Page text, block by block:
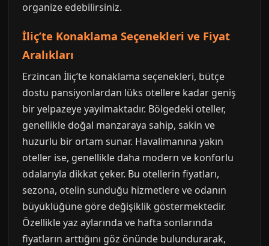
organize edebilirsiniz.
İliç’te Konaklama Seçenekleri ve Fiyat
Aralıkları
Erzincan İliç’te konaklama seçenekleri, bütçe
dostu pansiyonlardan lüks otellere kadar geniş
bir yelpazeye yayılmaktadır. Bölgedeki oteller,
genellikle doğal manzaraya sahip, sakin ve
huzurlu bir ortam sunar. Havalimanına yakın
oteller ise, genellikle daha modern ve konforlu
odalarıyla dikkat çeker. Bu otellerin fiyatları,
sezona, otelin sunduğu hizmetlere ve odanın
büyüklüğüne göre değişiklik göstermektedir.
Özellikle yaz aylarında ve hafta sonlarında
fiyatların arttığını göz önünde bulundurarak,